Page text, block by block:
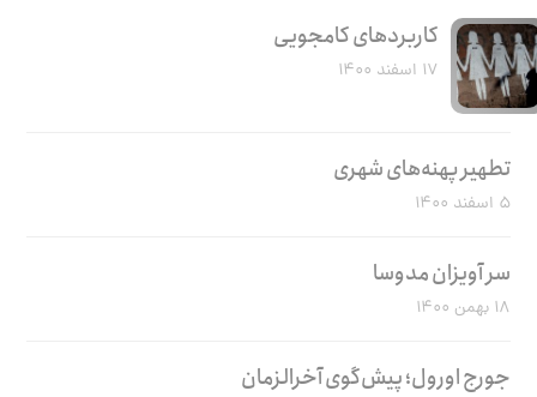
کاربرد‌های کامجویی
۱۷ اسفند ۱۴۰۰
تطهیر پهنه‌های شهری
۵ اسفند ۱۴۰۰
سر آویزان مدوسا
۱۸ بهمن ۱۴۰۰
جورج اورول؛ پیش‌گوی آخرالزمان